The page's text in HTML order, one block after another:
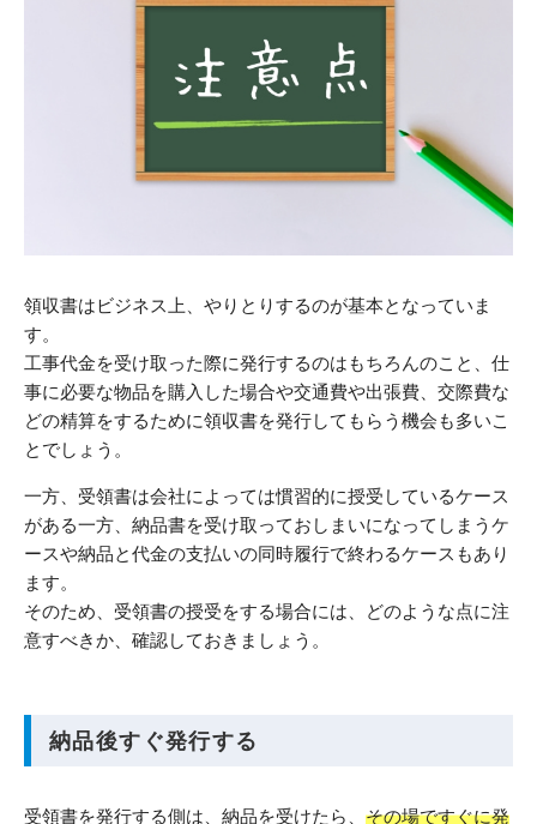
領収書はビジネス上、やりとりするのが基本となっていま
す。
工事代金を受け取った際に発行するのはもちろんのこと、仕
事に必要な物品を購入した場合や交通費や出張費、交際費な
どの精算をするために領収書を発行してもらう機会も多いこ
とでしょう。
一方、受領書は会社によっては慣習的に授受しているケース
がある一方、納品書を受け取っておしまいになってしまうケ
ースや納品と代金の支払いの同時履行で終わるケースもあり
ます。
そのため、受領書の授受をする場合には、どのような点に注
意すべきか、確認しておきましょう。
納品後すぐ発行する
受領書を発行する側は、納品を受けたら、 その場ですぐに発